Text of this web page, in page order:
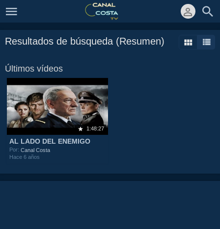
Resultados de búsqueda (Resumen)
Últimos vídeos
1:48:27
AL LADO DEL ENEMIGO
Por:Canal Costa
Hace 6 años